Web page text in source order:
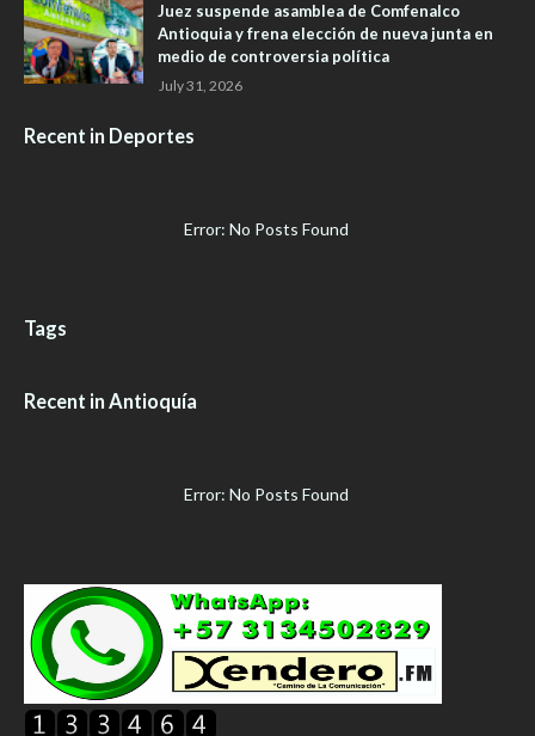
Juez suspende asamblea de Comfenalco
Antioquia y frena elección de nueva junta en
medio de controversia política
July 31, 2026
Recent in Deportes
Error: No Posts Found
Tags
Recent in Antioquía
Error: No Posts Found